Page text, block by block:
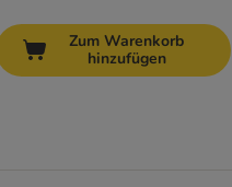
Zum Warenkorb
hinzufügen